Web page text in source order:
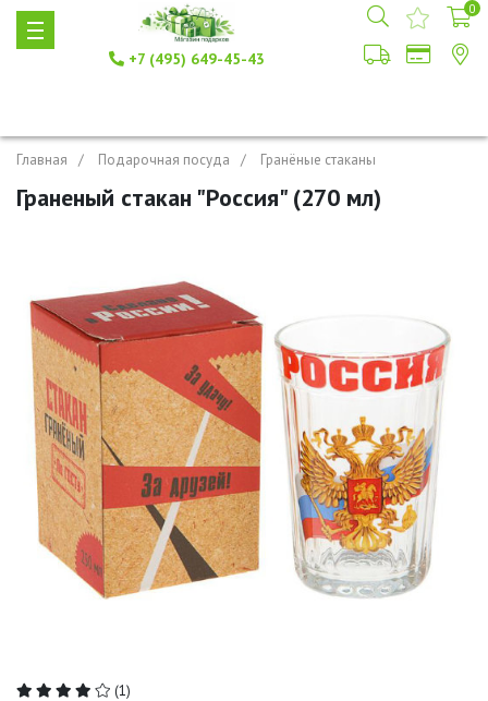
+7 (495) 649-45-43
0
Главная Подарочная посуда Гранёные стаканы
Граненый стакан "Россия" (270 мл)
(1)